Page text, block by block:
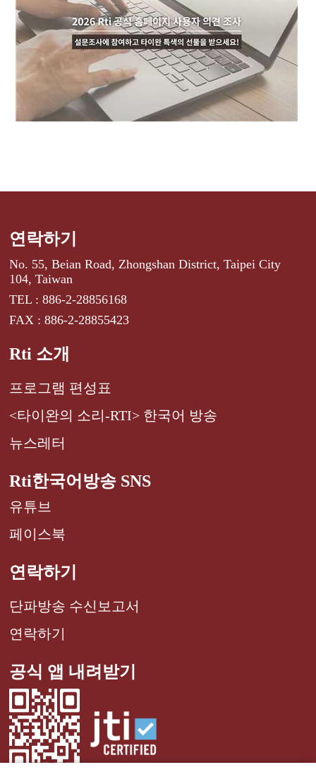
연락하기
No. 55, Beian Road, Zhongshan District, Taipei City
104, Taiwan
TEL : 886-2-28856168
FAX : 886-2-28855423
Rti 소개
프로그램 편성표
<타이완의 소리-RTI> 한국어 방송
뉴스레터
Rti한국어방송 SNS
유튜브
페이스북
연락하기
단파방송 수신보고서
연락하기
공식 앱 내려받기